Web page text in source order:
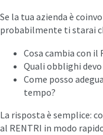
Se la tua azienda è
probabilmente ti starai
Cosa cambia con il
Quali obblighi
Come posso
tempo?
La risposta è semplice:
al RENTRI in modo